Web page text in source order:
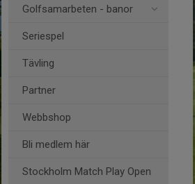
Golfsamarbeten - banor
Seriespel
Tävling
Partner
Webbshop
Bli medlem här
Stockholm Match Play Open